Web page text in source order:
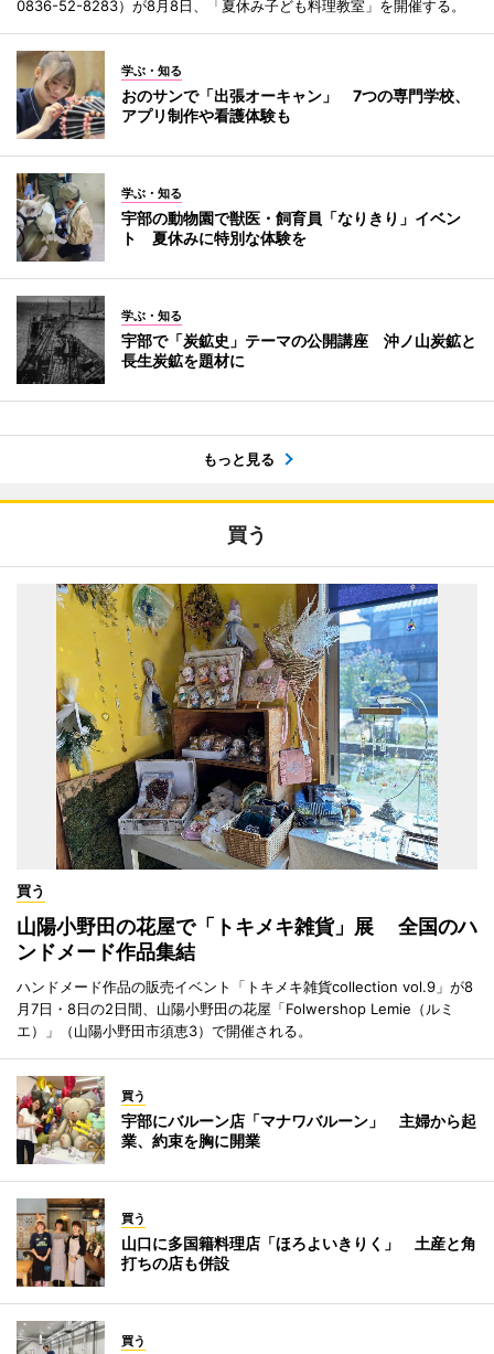
0836-52-8283）が8月8日、「夏休み子ども料理教室」を開催する。
学ぶ・知る
おのサンで「出張オーキャン」 7つの専門学校、
アプリ制作や看護体験も
学ぶ・知る
宇部の動物園で獣医・飼育員「なりきり」イベン
ト 夏休みに特別な体験を
学ぶ・知る
宇部で「炭鉱史」テーマの公開講座 沖ノ山炭鉱と
長生炭鉱を題材に
もっと見る
買う
買う
山陽小野田の花屋で「トキメキ雑貨」展 全国のハ
ンドメード作品集結
ハンドメード作品の販売イベント「トキメキ雑貨collection vol.9」が8
月7日・8日の2日間、山陽小野田の花屋「Folwershop Lemie（ルミ
エ）」（山陽小野田市須恵3）で開催される。
買う
宇部にバルーン店「マナワバルーン」 主婦から起
業、約束を胸に開業
買う
山口に多国籍料理店「ほろよいきりく」 土産と角
打ちの店も併設
買う